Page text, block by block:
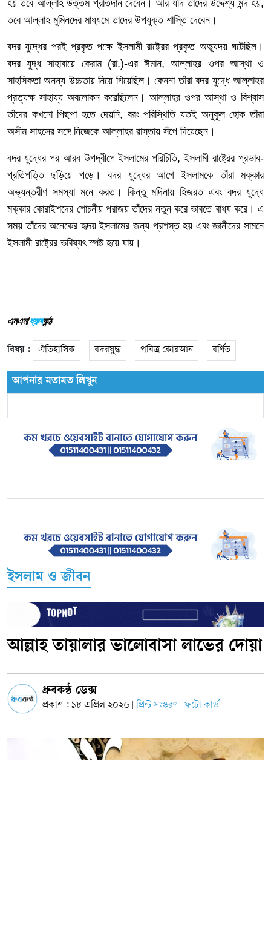
হয় তবে আল্লাহ উত্তম প্রতিদান দেবেন। আর যদি তাদের উদ্দেশ্য মন্দ হয়,
তবে আল্লাহ মুমিনদের মাধ্যমে তাদের উপযুক্ত শাস্তি দেবেন।
বদর যুদ্ধের পরই প্রকৃত পক্ষে ইসলামী রাষ্ট্রের প্রকৃত অভ্যুদয় ঘটেছিল।
বদর যুদ্ধ সাহাবায়ে কেরাম(রা.)-এর ঈমান,আল্লাহর ওপর আস্থা ও
সাহসিকতা অনন্য উচ্চতায় নিয়ে গিয়েছিল। কেননা তাঁরা বদর যুদ্ধে আল্লাহর
প্রত্যক্ষ সাহায্য অবলোকন করেছিলেন। আল্লাহর ওপর আস্থা ও বিশ্বাস
তাঁদের কখনো পিছপা হতে দেয়নি, বরং পরিস্থিতি যতই অনুকূল হোক তাঁরা
অসীম সাহসের সঙ্গে নিজেকে আল্লাহর রাস্তায় সঁপে দিয়েছেন।
বদর যুদ্ধের পর আরব উপদ্বীপে ইসলামের পরিচিতি,ইসলামী রাষ্ট্রের প্রভাব-
প্রতিপত্তি ছড়িয়ে পড়ে। বদর যুদ্ধের আগে ইসলামকে তাঁরা মক্কার
অভ্যন্তরীণ সমস্যা মনে করত। কিন্তু মদিনায় হিজরত এবং বদর যুদ্ধে
মক্কার কোরাইশদের শোচনীয় পরাজয় তাঁদের নতুন করে ভাবতে বাধ্য করে। এ
সময় তাঁদের অনেকের হৃদয় ইসলামের জন্য প্রশস্ত হয় এবং জ্ঞানীদের সামনে
ইসলামী রাষ্ট্রের ভবিষ্যৎ স্পষ্ট হয়ে যায়।
এনএম/ধ্রুবকন্ঠ
বিষয় : ঐতিহাসিক বদরযুদ্ধ পবিত্র কোরআন বর্ণিত
আপনার মতামত লিখুন
ইসলাম ও জীবন
আল্লাহ তায়ালার ভালোবাসা লাভের দোয়া
ধ্রুবকন্ঠ ডেক্স
প্রকাশ : ১৮ এপ্রিল ২০২৬ প্রিন্ট সংস্করণ ফটো কার্ড